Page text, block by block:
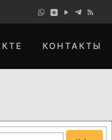
КОНТАКТЫ